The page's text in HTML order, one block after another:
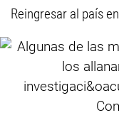
Reingresar al país en